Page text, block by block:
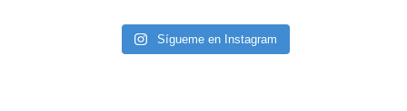
Sígueme en Instagram